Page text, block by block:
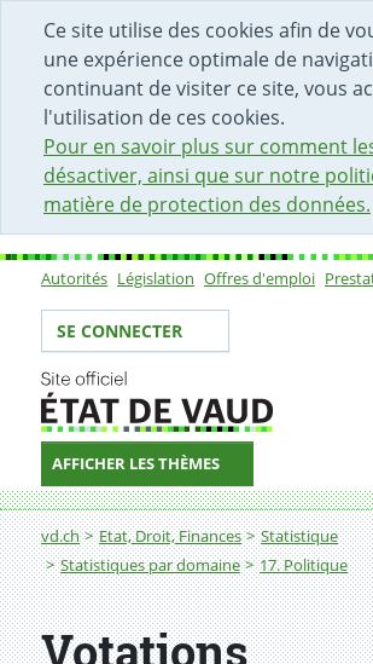
Ce site utilise des cookies afin de
une expérience optimale de
continuant de visiter ce site, vous
l'utilisation de ces cookies.
Pour en savoir plus sur comment
désactiver, ainsi que sur notre
matière de protection des données.
DÉBUT DU CONTENU DE LA PAGE
ACCÈS AU CHAMP DE RECHERCHE
PAGE D'ACCUEIL
FORMULAIRE DE CONTACT
Sous-navigation
Autorités Législation Offres d'emploi
Votre identité
SE CONNECTER
AFFICHER LES THÈMES
Fil d'Ariane
vd.ch Etat, Droit, Finances
Statistique
Statistiques par domaine
17. Politique
Votations
Votations